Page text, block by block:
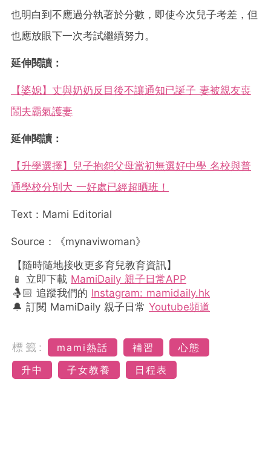
也明白到不應過分執著於分數，即使今次兒子考差，但
也應放眼下一次考試繼續努力。
延伸閱讀：
【婆媳】丈與奶奶反目後不讓通知已誕子 妻被親友喪
鬧夫霸氣護妻
延伸閱讀：
【升學選擇】兒子抱怨父母當初無選好中學 名校與普
通學校分別大 一好處已經超晒班！
Text：Mami Editorial
Source：《mynaviwoman》
【隨時隨地接收更多育兒教育資訊】
📱 立即下載 MamiDaily 親子日常APP
🤱🏻 追蹤我們的 Instagram: mamidaily.hk
🔔 訂閱 MamiDaily 親子日常 Youtube頻道
標籤: mami熱話 補習
心態
升中
子女教養 日程表